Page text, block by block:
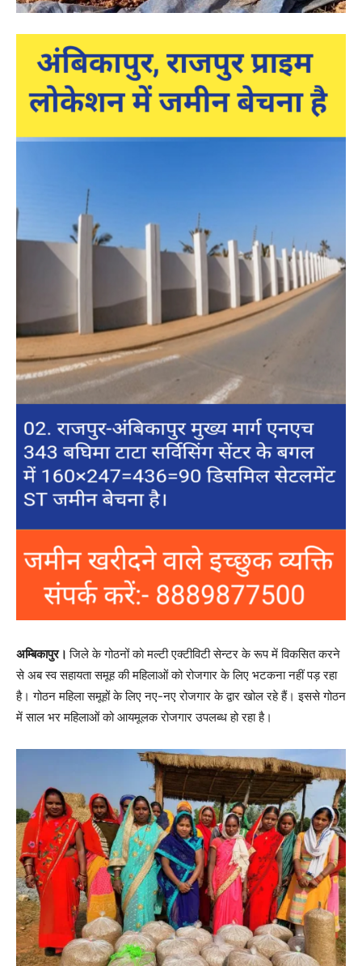
अम्बिकापुर।जिले के गोठनों को मल्टी एक्टीविटी सेन्टर के रूप में विकसित करने
से अब स्व सहायता समूह की महिलाओं को रोजगार के लिए भटकना नहीं पड़ रहा
है। गोठन महिला समूहों के लिए नए-नए रोजगार के द्वार खोल रहे हैं। इससे गोठन
में साल भर महिलाओं को आयमूलक रोजगार उपलब्ध हो रहा है।